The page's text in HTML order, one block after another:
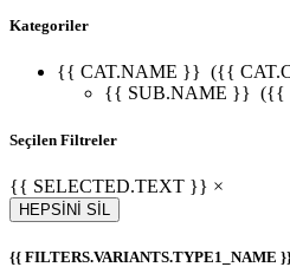
Kategoriler
{{ CAT.NAME }} ({{
{{ SUB.NAME }} ({{
Seçilen Filtreler
{{ SELECTED.TEXT }} ×
HEPSİNİ SİL
{{ FILTERS.VARIANTS.TYPE1_NAME